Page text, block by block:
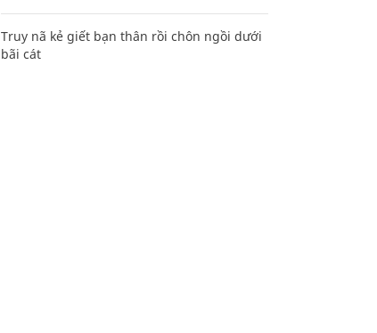
Truy nã kẻ giết bạn thân rồi chôn ngồi dưới
bãi cát